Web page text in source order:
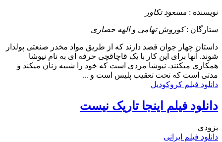
نویسنده : مسعود تکاور
ستارگان :کوروش تهامی و الهه حصاری
داستان چهار جوان قصد دارند که از طریق مواد مخدر صنعتی پولدار
شوند. آنها برای این کار با یک قاچاقچی حرفه ای به نام نیوشا
همکاری میکنند. نیوشا مردی است که خود را شبیه زنان میکند و
مدتی است که تحت تعقیب پلیس است و ...
دانلود فیلم کروکودیل
دانلود فیلم اینجا تاریک نیست
بزودي
دانلود فیلم ایرانی